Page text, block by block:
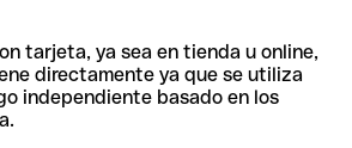
tarjeta, ya sea en tienda u online,
directamente ya que se utiliza
independiente basado en los